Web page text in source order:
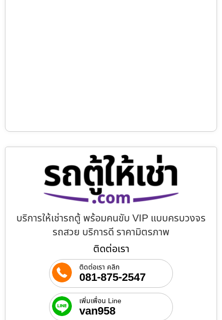
บริการให้เช่ารถตู้ พร้อมคนขับ VIP แบบครบวงจร
รถสวย บริการดี ราคามิตรภาพ
ติดต่อเรา
ติดต่อเรา คลิก
081-875-2547
เพิ่มเพื่อน Line
van958